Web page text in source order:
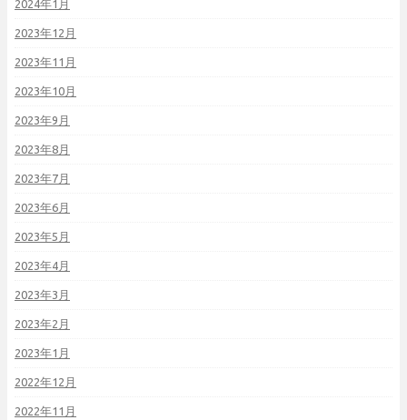
2024年1月
2023年12月
2023年11月
2023年10月
2023年9月
2023年8月
2023年7月
2023年6月
2023年5月
2023年4月
2023年3月
2023年2月
2023年1月
2022年12月
2022年11月